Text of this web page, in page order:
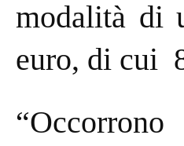
modalità di
euro, di cui